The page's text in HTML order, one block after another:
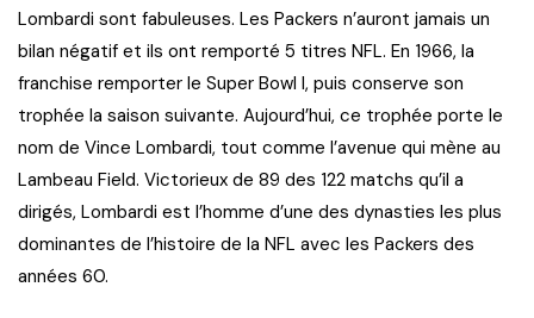
Lombardi sont fabuleuses. Les Packers n’auront jamais un
bilan négatif et ils ont remporté 5 titres NFL. En 1966, la
franchise remporter le Super Bowl I, puis conserve son
trophée la saison suivante. Aujourd’hui, ce trophée porte le
nom de Vince Lombardi, tout comme l’avenue qui mène au
Lambeau Field. Victorieux de 89 des 122 matchs qu’il a
dirigés, Lombardi est l’homme d’une des dynasties les plus
dominantes de l’histoire de la NFL avec les Packers des
années 60.